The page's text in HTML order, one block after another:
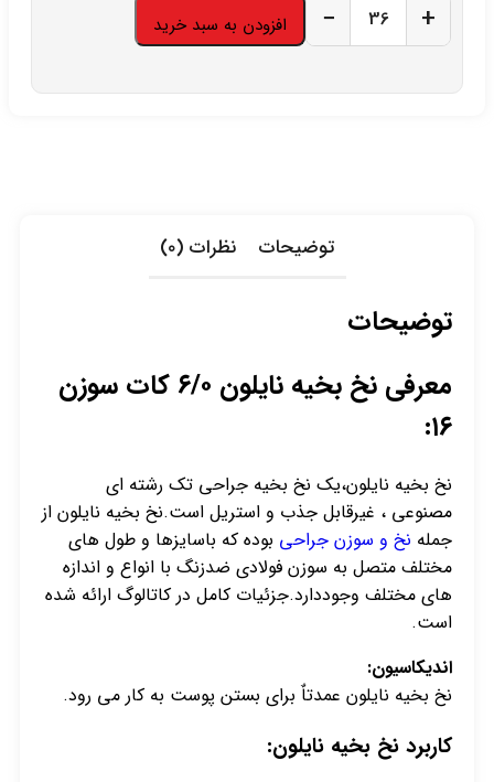
− + افزودن به سبد خرید
توضیحات نظرات (0)
توضیحات
معرفی نخ بخیه نایلون ۶/۰ کات سوزن
۱۶:
نخ بخیه نایلون،یک نخ بخیه جراحی تک رشته ای
مصنوعی ، غیرقابل جذب و استریل است.نخ بخیه نایلون از
جمله نخ و سوزن جراحی بوده که باسایزها و طول های
مختلف متصل به سوزن فولادی ضدزنگ با انواع و اندازه
های مختلف وجوددارد.جزئیات کامل در کاتالوگ ارائه شده
است.
اندیکاسیون:
نخ بخیه نایلون عمدتاٌ برای بستن پوست به کار می رود.
کاربرد نخ بخیه نایلون: